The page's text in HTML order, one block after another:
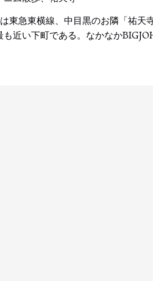
東急東横線、中目黒のお隣「祐天
近い下町である。なかなか